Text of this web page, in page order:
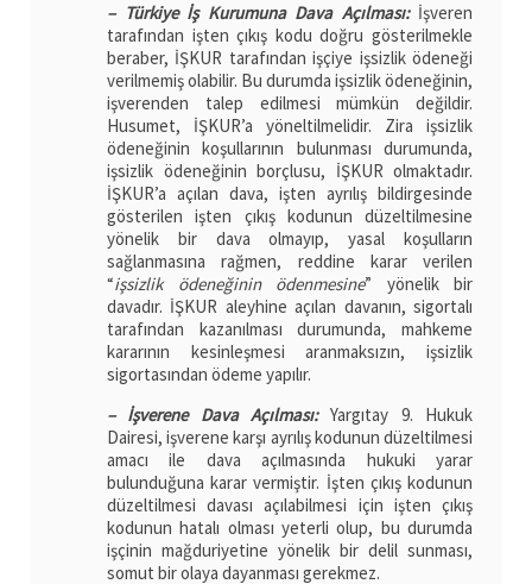
– Türkiye İş Kurumuna Dava Açılması:İşveren
tarafından işten çıkış kodu doğru gösterilmekle
beraber, İŞKUR tarafından işçiye işsizlik ödeneği
verilmemiş olabilir. Bu durumda işsizlik ödeneğinin,
işverenden talep edilmesi mümkün değildir.
Husumet, İŞKUR’a yöneltilmelidir. Zira işsizlik
ödeneğinin koşullarının bulunması durumunda,
işsizlik ödeneğinin borçlusu, İŞKUR olmaktadır.
İŞKUR’a açılan dava, işten ayrılış bildirgesinde
gösterilen işten çıkış kodunun düzeltilmesine
yönelik bir dava olmayıp, yasal koşulların
sağlanmasına rağmen, reddine karar verilen
“işsizlik ödeneğinin ödenmesine” yönelik bir
davadır. İŞKUR aleyhine açılan davanın, sigortalı
tarafından kazanılması durumunda, mahkeme
kararının kesinleşmesi aranmaksızın, işsizlik
sigortasından ödeme yapılır.
– İşverene Dava Açılması:Yargıtay 9. Hukuk
Dairesi, işverene karşı ayrılış kodunun düzeltilmesi
amacı ile dava açılmasında hukuki yarar
bulunduğuna karar vermiştir. İşten çıkış kodunun
düzeltilmesi davası açılabilmesi için işten çıkış
kodunun hatalı olması yeterli olup, bu durumda
işçinin mağduriyetine yönelik bir delil sunması,
somut bir olaya dayanması gerekmez.